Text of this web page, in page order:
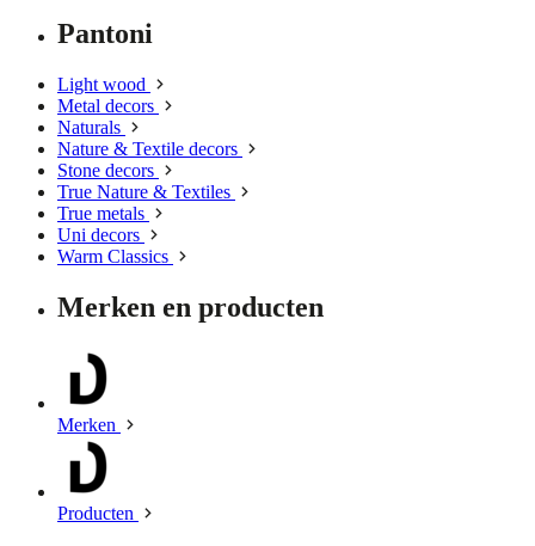
Pantoni
Light wood
Metal decors
Naturals
Nature & Textile decors
Stone decors
True Nature & Textiles
True metals
Uni decors
Warm Classics
Merken en producten
Merken
Producten